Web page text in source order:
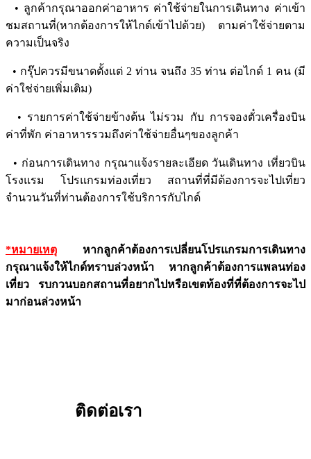
• ลูกค้ากรุณาออกค่าอาหาร ค่าใช้จ่ายในการเดินทาง ค่าเข้า
ชมสถานที่(หากต้องการให้ไกด์เข้าไปด้วย) ตามค่าใช้จ่ายตาม
ความเป็นจริง
• กรุ๊ปควรมีขนาดตั้งแต่ 2 ท่าน จนถึง 35 ท่าน ต่อไกด์ 1 คน (มี
ค่าใช่จ่ายเพิ่มเติม)
• รายการค่าใช้จ่ายข้างต้น ไม่รวม กับ การจองตั๋วเครื่องบิน
ค่าที่พัก ค่าอาหารรวมถึงค่าใช้จ่ายอื่นๆของลูกค้า
• ก่อนการเดินทาง กรุณาแจ้งรายละเอียด วันเดินทาง เที่ยวบิน
โรงแรม โปรแกรมท่องเที่ยว สถานที่ที่มีต้องการจะไปเที่ยว
จำนวนวันที่ท่านต้องการใช้บริการกับไกด์
*หมายเหตุ หากลูกค้าต้องการเปลี่ยนโปรแกรมการเดินทาง
กรุณาแจ้งให้ไกด์ทราบล่วงหน้า หากลูกค้าต้องการแพลนท่อง
เที่ยว รบกวนบอกสถานที่อยากไปหรือเขตท้องที่ที่ต้องการจะไป
มาก่อนล่วงหน้า
ติดต่อเรา